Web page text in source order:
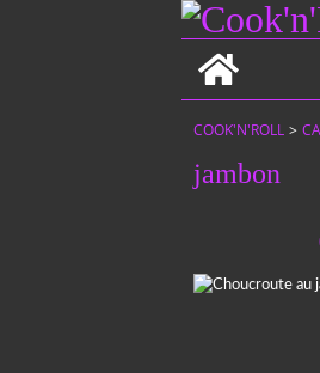
COOK'N'ROLL >
jambon